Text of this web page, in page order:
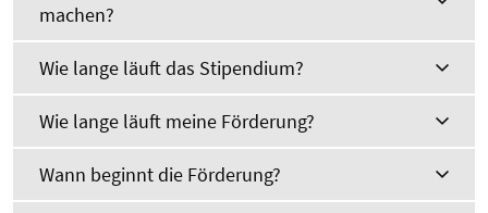
machen?
Wie lange läuft das Stipendium?
Wie lange läuft meine Förderung?
Wann beginnt die Förderung?